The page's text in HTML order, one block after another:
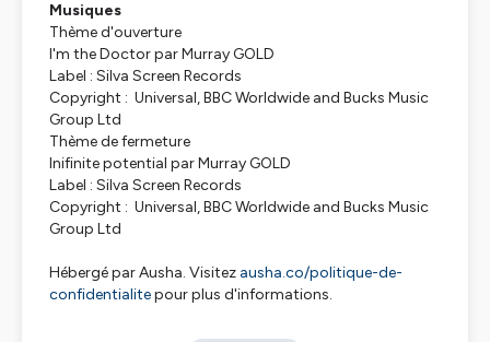
Musiques
Thème d'ouverture
I'm the Doctor par Murray GOLD
Label : Silva Screen Records
Copyright : Universal, BBC Worldwide and Bucks Music
Group Ltd
Thème de fermeture
Inifinite potential par Murray GOLD
Label : Silva Screen Records
Copyright : Universal, BBC Worldwide and Bucks Music
Group Ltd
Hébergé par Ausha. Visitez ausha.co/politique-de-
confidentialitepour plus d'informations.